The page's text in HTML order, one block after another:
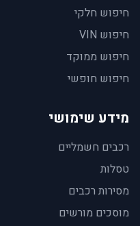
חיפוש חלקי
חיפוש VIN
חיפוש ממוקד
חיפוש חופשי
מידע שימושי
רכבים חשמליים
טסלות
מסירות רכבים
מוסכים מורשים